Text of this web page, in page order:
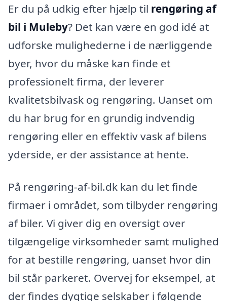
Er du på udkig efter hjælp til rengøring af
bil i Muleby? Det kan være en god idé at
udforske mulighederne i de nærliggende
byer, hvor du måske kan finde et
professionelt firma, der leverer
kvalitetsbilvask og rengøring. Uanset om
du har brug for en grundig indvendig
rengøring eller en effektiv vask af bilens
yderside, er der assistance at hente.
På rengøring-af-bil.dk kan du let finde
firmaer i området, som tilbyder rengøring
af biler. Vi giver dig en oversigt over
tilgængelige virksomheder samt mulighed
for at bestille rengøring, uanset hvor din
bil står parkeret. Overvej for eksempel, at
der findes dygtige selskaber i følgende